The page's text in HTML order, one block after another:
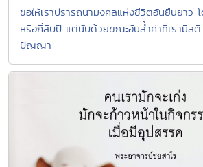
ขอให้เราปรารถนามงคลแห่งชีวิตอันยืนยาว
หรือกี่สิบปี แต่นับด้วยขณะอันลํ้าค่าที่เรามีสติ
ปัญญา